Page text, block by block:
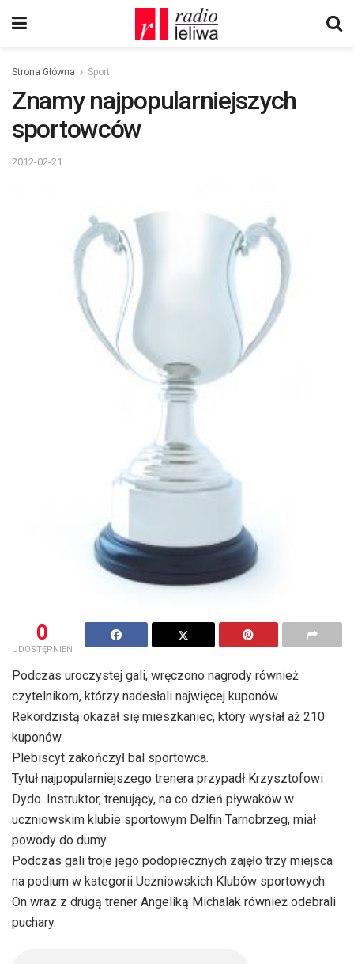
Strona Główna Sport
Znamy najpopularniejszych
sportowców
2012-02-21
0
UDOSTĘPNIEŃ
Podczas uroczystej gali, wręczono nagrody również
czytelnikom, którzy nadesłali najwięcej kuponów.
Rekordzistą okazał się mieszkaniec, który wysłał aż 210
kuponów.
Plebiscyt zakończył bal sportowca.
Tytuł najpopularniejszego trenera przypadł Krzysztofowi
Dydo. Instruktor, trenujący, na co dzień pływaków w
uczniowskim klubie sportowym Delfin Tarnobrzeg, miał
powody do dumy.
Podczas gali troje jego podopiecznych zajęło trzy miejsca
na podium w kategorii Uczniowskich Klubów sportowych.
On wraz z drugą trener Angeliką Michalak również odebrali
puchary.